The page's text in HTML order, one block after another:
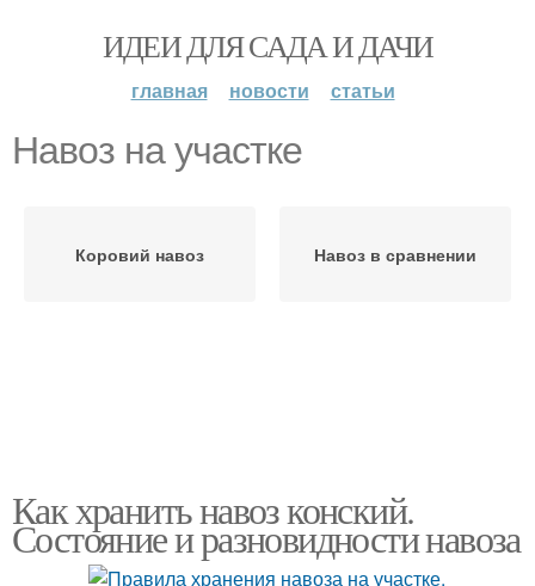
ИДЕИ ДЛЯ САДА И ДАЧИ
главная новости статьи
Навоз на участке
Коровий навоз Навоз в сравнении
Как хранить навоз конский.
Состояние и разновидности навоза